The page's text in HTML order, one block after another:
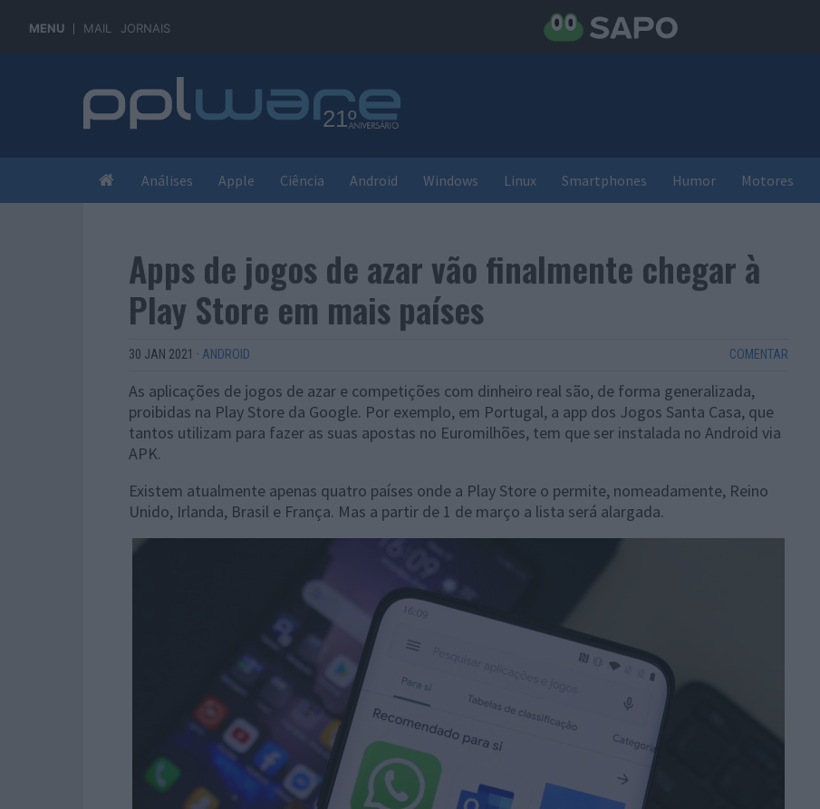
MENU MAIL JORNAIS
Análises Apple Ciência Android Windows Linux Smartphones Humor Motores
Apps de jogos de azar vão finalmente chegar à
Play Store em mais países
30 JAN 2021 · ANDROID COMENTAR
As aplicações de jogos de azar e competições com dinheiro real são, de forma generalizada,
proibidas na Play Store da Google. Por exemplo, em Portugal, a app dos Jogos Santa Casa, que
tantos utilizam para fazer as suas apostas no Euromilhões, tem que ser instalada no Android via
APK.
Existem atualmente apenas quatro países onde a Play Store o permite, nomeadamente, Reino
Unido, Irlanda, Brasil e França. Mas a partir de 1 de março a lista será alargada.